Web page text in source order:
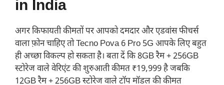
in India
अगर किफायती कीमतों पर आपको दमदार और एडवांस फीचर्स
वाला फ़ोन चाहिए तो Tecno Pova 6 Pro 5G आपके लिए बहुत
ही अच्छा विकल्प हो सकता है। बता दें कि 8GB रैम + 256GB
स्टोरेज वाले वेरिएंट की शुरुआती कीमत ₹19,999 है जबकि
12GB रैम + 256GB स्टोरेज वाले टॉप मॉडल की कीमत